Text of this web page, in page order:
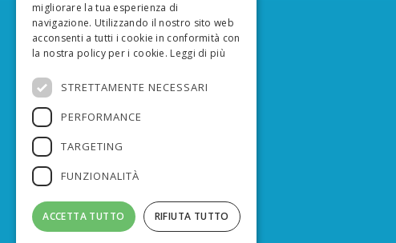
SOCIAL MEDIA
YouTube
CONTATTI
ufficiostampa@lifeprepair.eu
migliorare la tua esperienza di
navigazione. Utilizzando il nostro sito web
acconsenti a tutti i cookie in conformità con
la nostra policy per i cookie. Leggi di più
STRETTAMENTE NECESSARI
PERFORMANCE
TARGETING
FUNZIONALITÀ
ACCETTA TUTTO RIFIUTA TUTTO